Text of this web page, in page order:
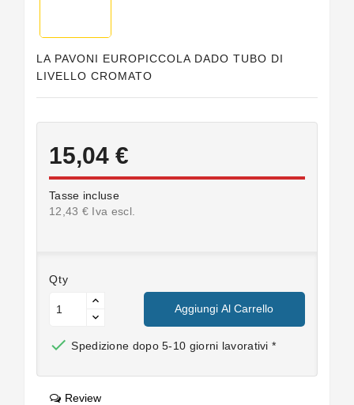
LA PAVONI EUROPICCOLA DADO TUBO DI
LIVELLO CROMATO
15,04 €
Tasse incluse
12,43 € Iva escl.
Qty
Aggiungi Al Carrello
 Spedizione dopo 5-10 giorni lavorativi *
Review